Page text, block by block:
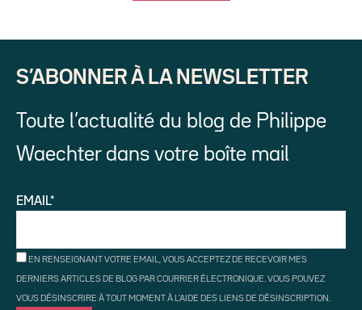
S’ABONNER À LA NEWSLETTER
Toute l’actualité du blog de Philippe
Waechter dans votre boîte mail
EMAIL*
EN RENSEIGNANT VOTRE EMAIL, VOUS ACCEPTEZ DE RECEVOIR MES
DERNIERS ARTICLES DE BLOG PAR COURRIER ÉLECTRONIQUE. VOUS POUVEZ
VOUS DÉSINSCRIRE À TOUT MOMENT À L'AIDE DES LIENS DE DÉSINSCRIPTION.